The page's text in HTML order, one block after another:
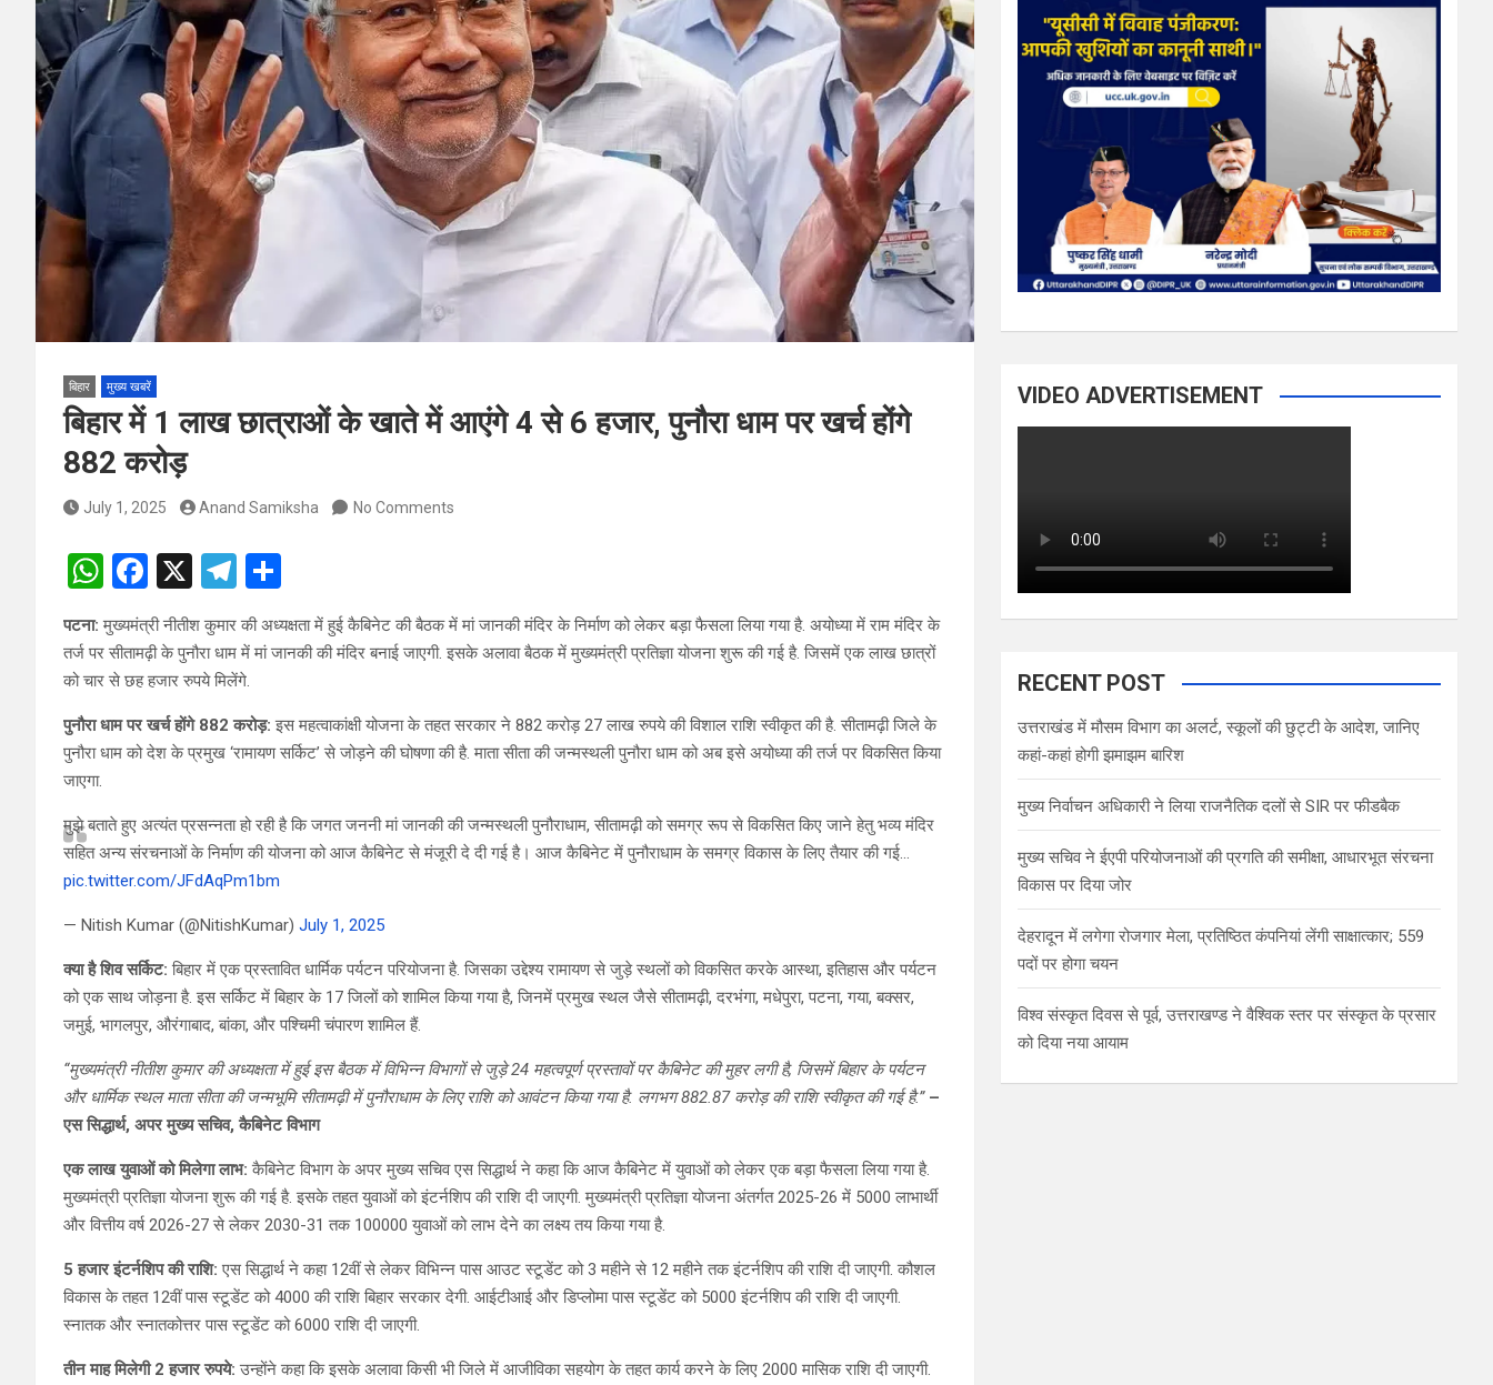
बिहार मुख्य खबरें
बिहार में 1 लाख छात्राओं के खाते में आएंगे 4 से 6 हजार, पुनौरा धाम पर खर्च होंगे
882 करोड़
July 1, 2025 Anand Samiksha No Comments
W
at
s
A
p
F
a
ce
b
o
o
X
T
el
e
gr
a
m
ar
पटना:मुख्यमंत्री नीतीश कुमार की अध्यक्षता में हुई कैबिनेट की बैठक में मां जानकी मंदिर के निर्माण को लेकर बड़ा फैसला लिया गया है. अयोध्या में राम मंदिर के
तर्ज पर सीतामढ़ी के पुनौरा धाम में मां जानकी की मंदिर बनाई जाएगी. इसके अलावा बैठक में मुख्यमंत्री प्रतिज्ञा योजना शुरू की गई है. जिसमें एक लाख छात्रों
को चार से छह हजार रुपये मिलेंगे.
पुनौरा धाम पर खर्च होंगे 882 करोड़:इस महत्वाकांक्षी योजना के तहत सरकार ने 882 करोड़ 27 लाख रुपये की विशाल राशि स्वीकृत की है. सीतामढ़ी जिले के
पुनौरा धाम को देश के प्रमुख ‘रामायण सर्किट’ से जोड़ने की घोषणा की है. माता सीता की जन्मस्थली पुनौरा धाम को अब इसे अयोध्या की तर्ज पर विकसित किया
जाएगा.
मुझे बताते हुए अत्यंत प्रसन्नता हो रही है कि जगत जननी मां जानकी की जन्मस्थली पुनौराधाम, सीतामढ़ी को समग्र रूप से विकसित किए जाने हेतु भव्य मंदिर
सहित अन्य संरचनाओं के निर्माण की योजना को आज कैबिनेट से मंजूरी दे दी गई है। आज कैबिनेट में पुनौराधाम के समग्र विकास के लिए तैयार की गई…
pic.twitter.com/JFdAqPm1bm
— Nitish Kumar (@NitishKumar) July 1, 2025
क्या है शिव सर्किट: बिहार में एक प्रस्तावित धार्मिक पर्यटन परियोजना है. जिसका उद्देश्य रामायण से जुड़े स्थलों को विकसित करके आस्था, इतिहास और पर्यटन
को एक साथ जोड़ना है. इस सर्किट में बिहार के 17 जिलों को शामिल किया गया है, जिनमें प्रमुख स्थल जैसे सीतामढ़ी, दरभंगा, मधेपुरा, पटना, गया, बक्सर,
जमुई, भागलपुर, औरंगाबाद, बांका, और पश्चिमी चंपारण शामिल हैं.
“मुख्यमंत्री नीतीश कुमार की अध्यक्षता में हुई इस बैठक में विभिन्न विभागों से जुड़े 24 महत्वपूर्ण प्रस्तावों पर कैबिनेट की मुहर लगी है, जिसमें बिहार के पर्यटन
और धार्मिक स्थल माता सीता की जन्मभूमि सीतामढ़ी में पुनौराधाम के लिए राशि को आवंटन किया गया है. लगभग 882.87 करोड़ की राशि स्वीकृत की गई है.” –
एस सिद्धार्थ, अपर मुख्य सचिव, कैबिनेट विभाग
एक लाख युवाओं को मिलेगा लाभ:कैबिनेट विभाग के अपर मुख्य सचिव एस सिद्धार्थ ने कहा कि आज कैबिनेट में युवाओं को लेकर एक बड़ा फैसला लिया गया है.
मुख्यमंत्री प्रतिज्ञा योजना शुरू की गई है. इसके तहत युवाओं को इंटर्नशिप की राशि दी जाएगी. मुख्यमंत्री प्रतिज्ञा योजना अंतर्गत 2025-26 में 5000 लाभार्थी
और वित्तीय वर्ष 2026-27 से लेकर 2030-31 तक 100000 युवाओं को लाभ देने का लक्ष्य तय किया गया है.
5 हजार इंटर्नशिप की राशि:एस सिद्धार्थ ने कहा 12वीं से लेकर विभिन्न पास आउट स्टूडेंट को 3 महीने से 12 महीने तक इंटर्नशिप की राशि दी जाएगी. कौशल
विकास के तहत 12वीं पास स्टूडेंट को 4000 की राशि बिहार सरकार देगी. आईटीआई और डिप्लोमा पास स्टूडेंट को 5000 इंटर्नशिप की राशि दी जाएगी.
स्नातक और स्नातकोत्तर पास स्टूडेंट को 6000 राशि दी जाएगी.
तीन माह मिलेगी 2 हजार रुपये:उन्होंने कहा कि इसके अलावा किसी भी जिले में आजीविका सहयोग के तहत कार्य करने के लिए 2000 मासिक राशि दी जाएगी.
VIDEO ADVERTISEMENT
RECENT POST
उत्तराखंड में मौसम विभाग का अलर्ट, स्कूलों की छुट्टी के आदेश, जानिए
कहां-कहां होगी झमाझम बारिश
मुख्य निर्वाचन अधिकारी ने लिया राजनैतिक दलों से SIR पर फीडबैक
मुख्य सचिव ने ईएपी परियोजनाओं की प्रगति की समीक्षा, आधारभूत संरचना
विकास पर दिया जोर
देहरादून में लगेगा रोजगार मेला, प्रतिष्ठित कंपनियां लेंगी साक्षात्कार; 559
पदों पर होगा चयन
विश्व संस्कृत दिवस से पूर्व, उत्तराखण्ड ने वैश्विक स्तर पर संस्कृत के प्रसार
को दिया नया आयाम